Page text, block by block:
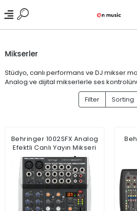
Mikserler
Stüdyo, canlı performans ve DJ mikser
Analog ve dijital mikserlerle ses
Filter
Sorting
Behringer 1002SFX Analog
Efektli Canlı Yayın Mikseri